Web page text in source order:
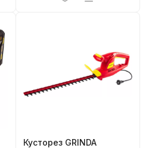
Кусторез GRINDA